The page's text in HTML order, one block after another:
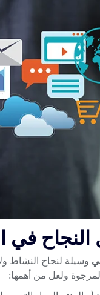
النجاح في
وسيلة لنجاح النشاط
المرجوة ولعل من أهمها: